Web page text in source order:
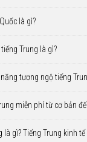
là gì?
Trung là gì?
tương ngộ tiếng
miễn phí từ cơ bản
gì? Tiếng Trung kinh